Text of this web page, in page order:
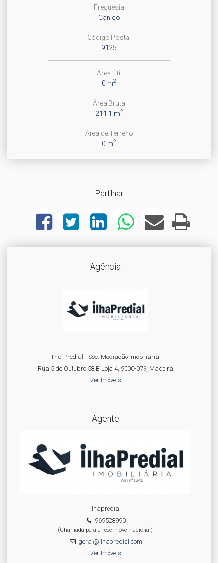
Freguesia
Caniço
Código Postal
9125
Área Útil
0 m2
Área Bruta
211.1 m2
Área de Terreno
0 m2
Partilhar
Agência
Ilha Predial - Soc. Mediação Imobiliária
Rua 5 de Outubro 58 B Loja 4, 9000-079, Madeira
Ver Imóveis
Agente
Ilhapredial
969528990
(Chamada para a rede móvel nacional)
geral@ilhapredial.com
Ver Imóveis